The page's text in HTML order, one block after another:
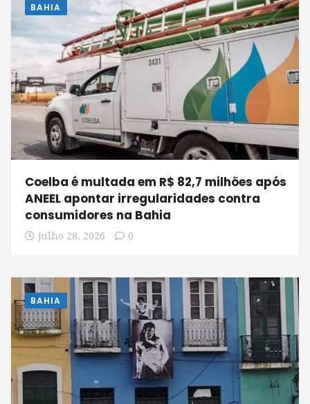
BAHIA
Coelba é multada em R$ 82,7 milhões após
ANEEL apontar irregularidades contra
consumidores na Bahia
julho 28, 2026 0
BAHIA